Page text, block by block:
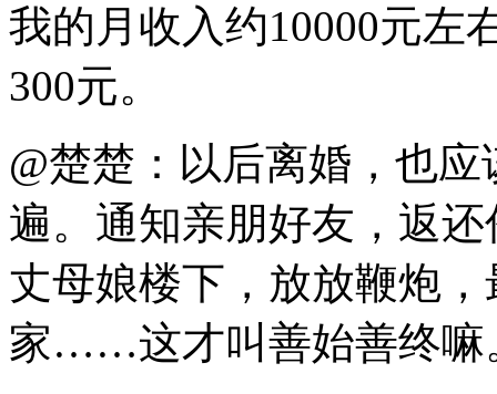
我的月收入约10000元左
300元。
@楚楚：以后离婚，也
遍。通知亲朋好友，返
丈母娘楼下，放放鞭炮
家……这才叫善始善终嘛